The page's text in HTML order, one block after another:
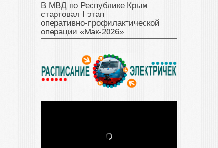
В МВД по Республике Крым
стартовал I этап
оперативно‑профилактической
операции «Мак‑2026»